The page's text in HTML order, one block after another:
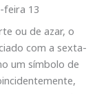
feira 13
ou de azar, o
com a sexta-
um símbolo de